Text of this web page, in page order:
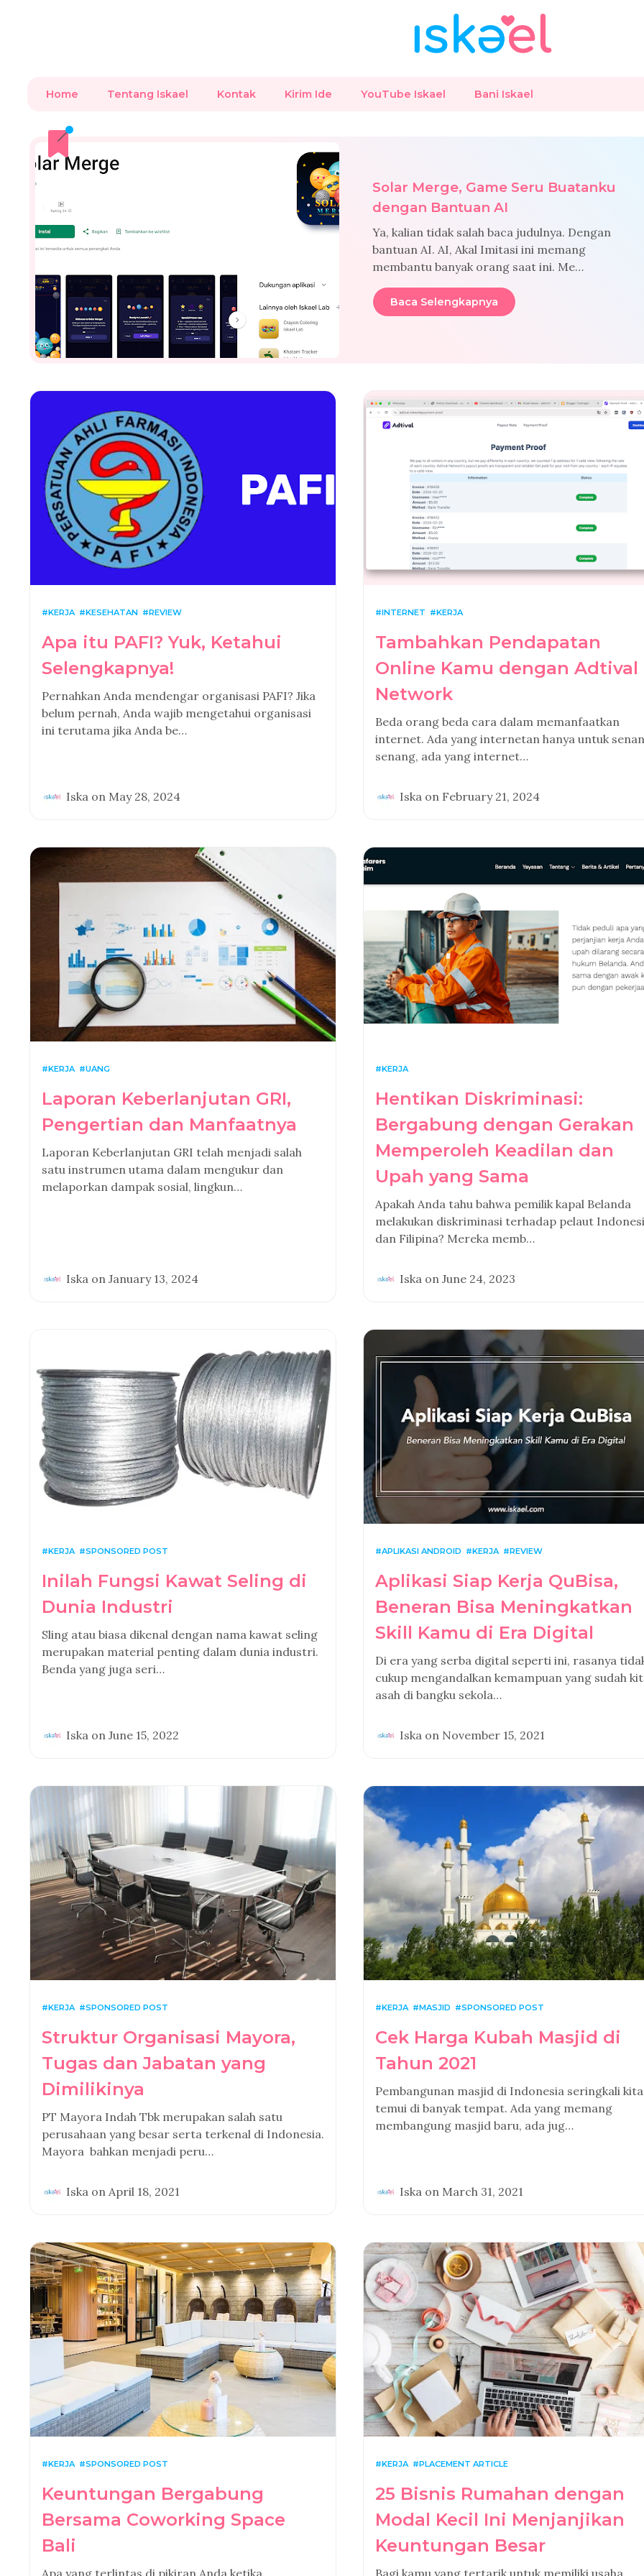
Home Tentang Iskael Kontak Kirim Ide YouTube Iskael Bani Iskael
Solar Merge, Game Seru Buatanku
dengan Bantuan AI
Ya, kalian tidak salah baca judulnya. Dengan
bantuan AI. AI, Akal Imitasi ini memang
membantu banyak orang saat ini. Me…
Baca Selengkapnya
KERJA KESEHATAN REVIEW
Apa itu PAFI? Yuk, Ketahui
Selengkapnya!
Pernahkan Anda mendengar organisasi PAFI? Jika
belum pernah, Anda wajib mengetahui organisasi
ini terutama jika Anda be…
Iska on May 28, 2024
INTERNET KERJA
Tambahkan Pendapatan
Online Kamu dengan Adtival
Network
Beda orang beda cara dalam memanfaatkan
internet. Ada yang internetan hanya untuk
senang, ada yang internet…
Iska on February 21, 2024
KERJA UANG
Laporan Keberlanjutan GRI,
Pengertian dan Manfaatnya
Laporan Keberlanjutan GRI telah menjadi salah
satu instrumen utama dalam mengukur dan
melaporkan dampak sosial, lingkun…
Iska on January 13, 2024
KERJA
Hentikan Diskriminasi:
Bergabung dengan Gerakan
Memperoleh Keadilan dan
Upah yang Sama
Apakah Anda tahu bahwa pemilik kapal Belanda
melakukan diskriminasi terhadap pelaut
dan Filipina? Mereka memb…
Iska on June 24, 2023
KERJA SPONSORED POST
Inilah Fungsi Kawat Seling di
Dunia Industri
Sling atau biasa dikenal dengan nama kawat seling
merupakan material penting dalam dunia industri.
Benda yang juga seri…
Iska on June 15, 2022
APLIKASI ANDROID KERJA REVIEW
Aplikasi Siap Kerja QuBisa,
Beneran Bisa Meningkatkan
Skill Kamu di Era Digital
Di era yang serba digital seperti ini, rasanya
cukup mengandalkan kemampuan yang sudah
asah di bangku sekola…
Iska on November 15, 2021
KERJA SPONSORED POST
Struktur Organisasi Mayora,
Tugas dan Jabatan yang
Dimilikinya
PT Mayora Indah Tbk merupakan salah satu
perusahaan yang besar serta terkenal di Indonesia.
Mayora bahkan menjadi peru…
Iska on April 18, 2021
KERJA MASJID SPONSORED POST
Cek Harga Kubah Masjid di
Tahun 2021
Pembangunan masjid di Indonesia seringkali kita
temui di banyak tempat. Ada yang memang
membangung masjid baru, ada jug…
Iska on March 31, 2021
KERJA SPONSORED POST
Keuntungan Bergabung
Bersama Coworking Space
Bali
KERJA PLACEMENT ARTICLE
25 Bisnis Rumahan dengan
Modal Kecil Ini Menjanjikan
Keuntungan Besar